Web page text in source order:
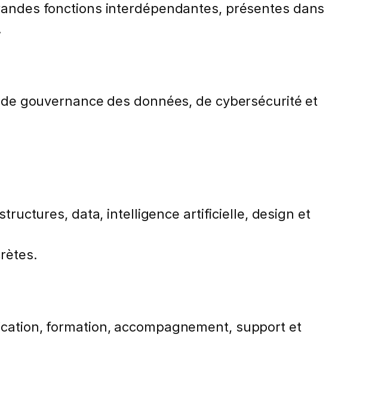
fonctions interdépendantes, présentes dans
gouvernance des données, de cybersécurité et
data, intelligence artificielle, design et
formation, accompagnement, support et